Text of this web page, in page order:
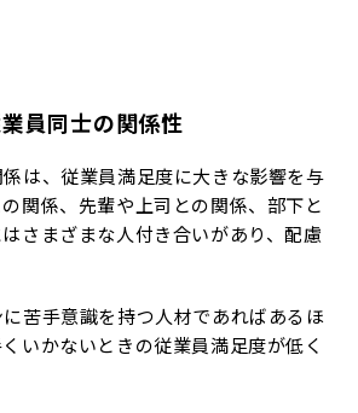
員同士の関係性
は、従業員満足度に大きな影響を与
関係、先輩や上司との関係、部下と
さまざまな人付き合いがあり、配慮
苦手意識を持つ人材であればあるほ
いかないときの従業員満足度が低く